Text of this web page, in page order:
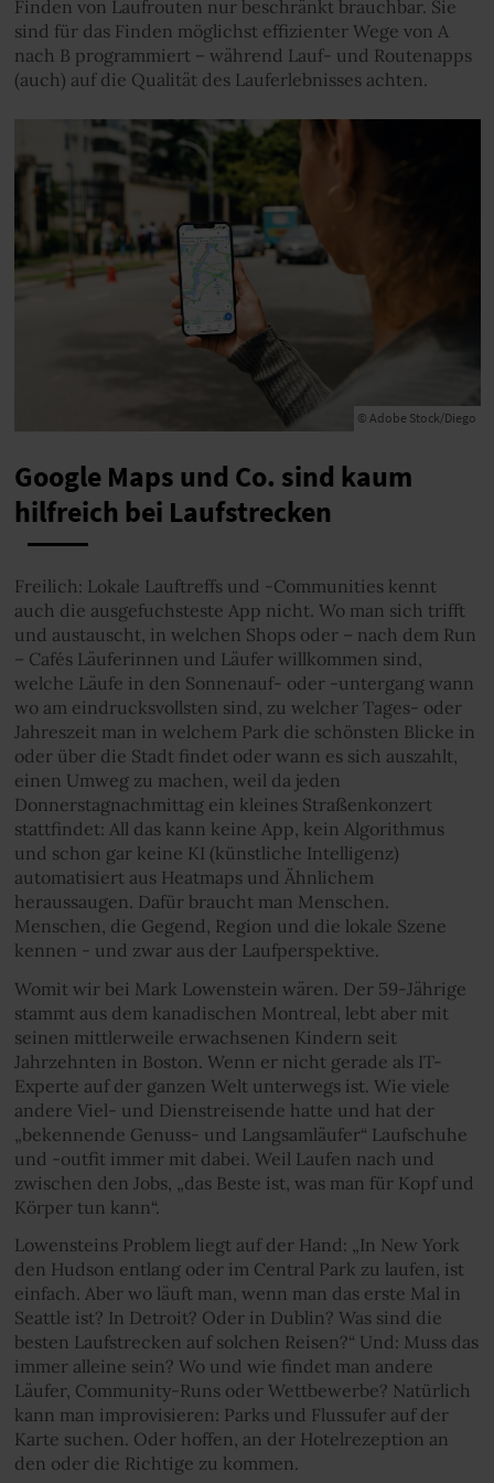
Finden von Laufrouten nur beschränkt brauchbar. Sie
sind für das Finden möglichst effizienter Wege von A
nach B programmiert – während Lauf- und Routenapps
(auch) auf die Qualität des Lauferlebnisses achten.
© Adobe Stock/Diego
Google Maps und Co. sind kaum
hilfreich bei Laufstrecken
Freilich: Lokale Lauftreffs und -Communities kennt
auch die ausgefuchsteste App nicht. Wo man sich trifft
und austauscht, in welchen Shops oder – nach dem Run
– Cafés Läuferinnen und Läufer willkommen sind,
welche Läufe in den Sonnenauf- oder -untergang wann
wo am eindrucksvollsten sind, zu welcher Tages- oder
Jahreszeit man in welchem Park die schönsten Blicke in
oder über die Stadt findet oder wann es sich auszahlt,
einen Umweg zu machen, weil da jeden
Donnerstagnachmittag ein kleines Straßenkonzert
stattfindet: All das kann keine App, kein Algorithmus
und schon gar keine KI (künstliche Intelligenz)
automatisiert aus Heatmaps und Ähnlichem
heraussaugen. Dafür braucht man Menschen.
Menschen, die Gegend, Region und die lokale Szene
kennen - und zwar aus der Laufperspektive.
Womit wir bei Mark Lowenstein wären. Der 59-Jährige
stammt aus dem kanadischen Montreal, lebt aber mit
seinen mittlerweile erwachsenen Kindern seit
Jahrzehnten in Boston. Wenn er nicht gerade als IT-
Experte auf der ganzen Welt unterwegs ist. Wie viele
andere Viel- und Dienstreisende hatte und hat der
„bekennende Genuss- und Langsamläufer“ Laufschuhe
und -outfit immer mit dabei. Weil Laufen nach und
zwischen den Jobs, „das Beste ist, was man für Kopf und
Körper tun kann“.
Lowensteins Problem liegt auf der Hand: „In New York
den Hudson entlang oder im Central Park zu laufen, ist
einfach. Aber wo läuft man, wenn man das erste Mal in
Seattle ist? In Detroit? Oder in Dublin? Was sind die
besten Laufstrecken auf solchen Reisen?“ Und: Muss das
immer alleine sein? Wo und wie findet man andere
Läufer, Community-Runs oder Wettbewerbe? Natürlich
kann man improvisieren: Parks und Flussufer auf der
Karte suchen. Oder hoffen, an der Hotelrezeption an
den oder die Richtige zu kommen.